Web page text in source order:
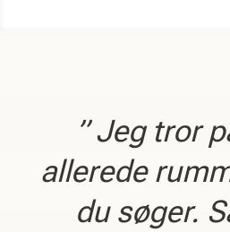
” Jeg tror
allerede
du søger.